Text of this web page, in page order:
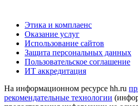
Этика и комплаенс
Оказание услуг
Использование сайтов
Защита персональных данных
Пользовательское соглашение
ИТ аккредитация
На информационном ресурсе hh.ru
рекомендательные технологии